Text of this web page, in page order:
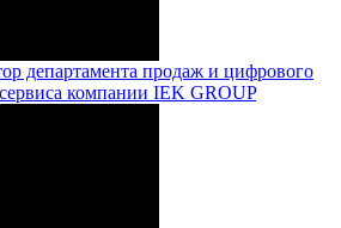
департамента продаж и цифрового
компании IEK GROUP